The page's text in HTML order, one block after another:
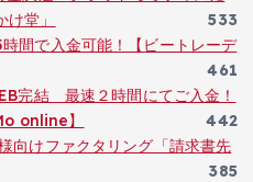
堂」
533
間で入金可能！【ビートレーデ
461
完結 最速２時間にてご入金！
online】
442
向けファクタリング「請求書先
385